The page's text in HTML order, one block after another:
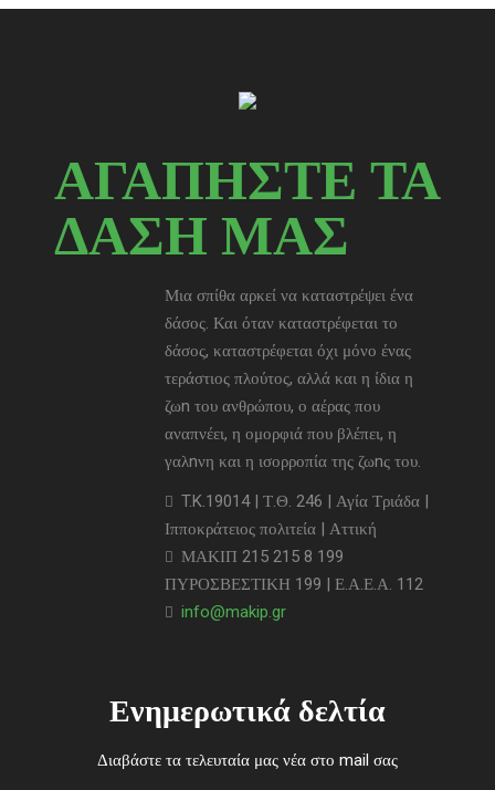
ΑΓΑΠΗΣΤΕ ΤΑ
ΔΑΣΗ ΜΑΣ
Μια σπίθα αρκεί να καταστρέψει ένα
δάσος. Και όταν καταστρέφεται το
δάσος, καταστρέφεται όχι μόνο ένας
τεράστιος πλούτος, αλλά και η ίδια η
ζωn του ανθρώπου, ο αέρας που
αναπνέει, η ομορφιά που βλέπει, η
γαλnνη και η ισορροπία της ζωnς του.
T.K.19014 | Τ.Θ. 246 | Αγία Τριάδα |
Ιπποκράτειος πολιτεία | Αττική
ΜΑΚΙΠ 215 215 8 199
ΠΥΡΟΣΒΕΣΤΙΚΗ 199 | Ε.Α.Ε.Α. 112
info@makip.gr
Ενημερωτικά δελτία
Διαβάστε τα τελευταία μας νέα στο mail σας